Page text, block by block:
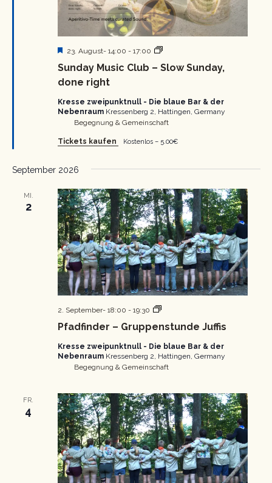
Sunday Music Club – Slow Sunday,
done right
Hervorgehoben
23. August- 14:00 - 17:00
Sunday
Club
Sunday,
done
right
Kresse zweipunktnull - Die blaue Bar & der
Nebenraum Kressenberg 2, Hattingen, Germany
Begegnung & Gemeinschaft
Tickets kaufen Kostenlos – 5.00€
September 2026
MI.
2
Pfadfinder – Gruppenstunde Juffis
2. September- 18:00 - 19:30
Pfadfinder
Kresse zweipunktnull - Die blaue Bar & der
Nebenraum Kressenberg 2, Hattingen, Germany
Begegnung & Gemeinschaft
FR.
4